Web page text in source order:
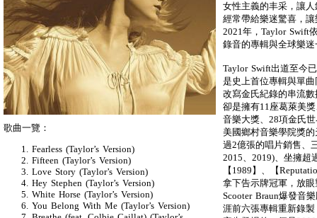
女性主義的丰采，讓
經常帶給樂迷驚喜，
2021年，Taylor Swift
錄音的專輯與全球樂
Taylor Swift出道至今
是史上首位專輯與單
改寫金氏紀錄的串流
卻是擁有11座葛萊美
音樂大獎、28項金氏
美國鄉村音樂學院獎
過2億張的唱片銷售、
2015、2019)、坐擁超
【1989】、【
拿下告示牌冠軍，放
Scooter Braun爆發音
涯前六張專輯重新錄
歌曲一覽：
Fearless (Taylor’s Version)
Fifteen (Taylor’s Version)
Love Story (Taylor’s Version)
Hey Stephen (Taylor’s Version)
White Horse (Taylor’s Version)
You Belong With Me (Taylor’s Version)